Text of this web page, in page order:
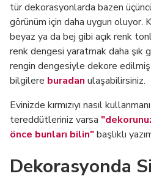
tür dekorasyonlarda bazen
görünüm için daha uygun oluyor.
beyaz ya da bej gibi açık renk
renk dengesi yaratmak daha şık
rengin dengesiyle dekore
bilgilere buradan ulaşabilirsiniz.
Evinizde kırmızıyı nasıl
tereddütleriniz varsa
önce bunları bilin"başlıklı
Dekorasyonda